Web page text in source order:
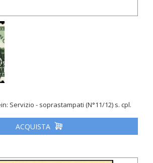
Servizio - soprastampati (N°11/12) s. cpl.
ACQUISTA